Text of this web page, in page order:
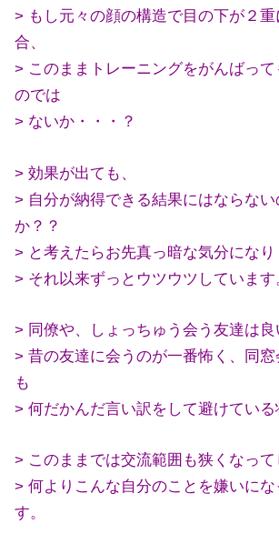
> もし元々の顔の構造で目の下が２
合、
> このままトレーニングをがんばっ
のでは
> ないか・・・？
> 効果が出ても、
> 自分が納得できる結果にはならな
か？？
> と考えたらお先真っ暗な気分になり
> それ以来ずっとウツウツしています
> 同僚や、しょっちゅう会う友達は
> 昔の友達に会うのが一番怖く、同
も
> 何だかんだ言い訳をして避けている
> このままでは交流範囲も狭くなって
> 何よりこんな自分のことを嫌いにな
す。